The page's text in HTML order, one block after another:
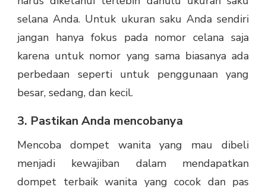
selana Anda. Untuk ukuran saku Anda sendiri
jangan hanya fokus pada nomor celana saja
karena untuk nomor yang sama biasanya ada
perbedaan seperti untuk penggunaan yang
besar, sedang, dan kecil.
3. Pastikan Anda mencobanya
Mencoba dompet wanita yang mau dibeli
menjadi kewajiban dalam mendapatkan
dompet terbaik wanita yang cocok dan pas